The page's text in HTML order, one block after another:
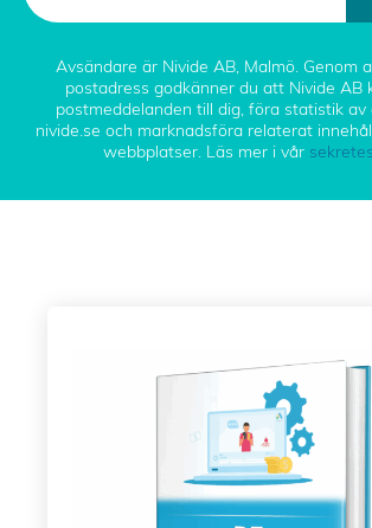
Avsändare är Nivide AB, Malmö. Genom
postadress godkänner du att Nivide AB
postmeddelanden till dig, föra statistik av
nivide.se och marknadsföra relaterat
webbplatser. Läs mer i vår